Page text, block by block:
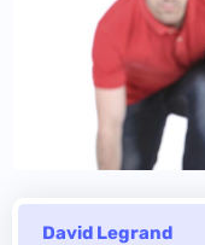
David Legrand